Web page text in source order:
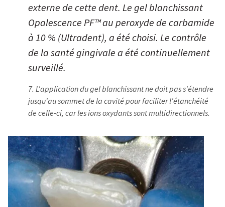
externe de cette dent. Le gel blanchissant
Opalescence PF™au peroxyde de carbamide
à 10 % (Ultradent), a été choisi. Le contrôle
de la santé gingivale a été continuellement
surveillé.
7. L'application du gel blanchissant ne doit pas s'étendre
jusqu'au sommet de la cavité pour faciliter l'étanchéité
de celle-ci, car les ions oxydants sont multidirectionnels.